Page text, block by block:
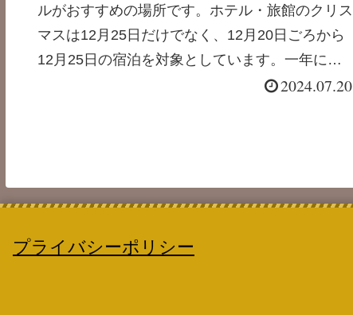
ルがおすすめの場所です。ホテル・旅館のクリス
マスは12月25日だけでなく、12月20日ごろから
12月25日の宿泊を対象としています。一年に一
度のク短いリスマス期間だからこそ、安心のサー
2024.07.20
プライバシーポリシー